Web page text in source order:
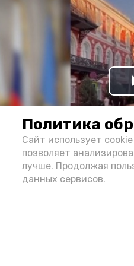
Политика
Сайт использует
позволяет
лучше. Продолжая
данных сервисов.